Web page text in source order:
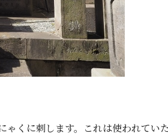
ゃくに刺します。これは使われてい